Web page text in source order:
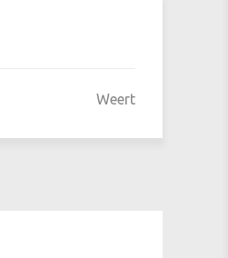
Weert